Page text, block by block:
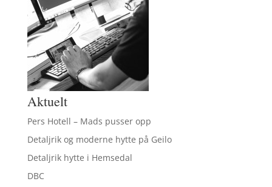
Aktuelt
Pers Hotell – Mads pusser opp
Detaljrik og moderne hytte på Geilo
Detaljrik hytte i Hemsedal
DBC